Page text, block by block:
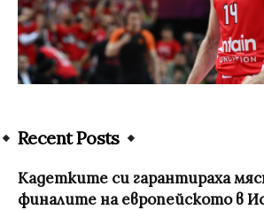
Recent Posts
Кадетките си гарантираха
финалите на европейското в